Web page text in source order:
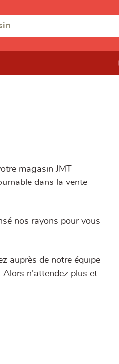
magasin JMT
dans la vente
nos rayons pour vous
auprès de notre équipe
Alors n’attendez plus et